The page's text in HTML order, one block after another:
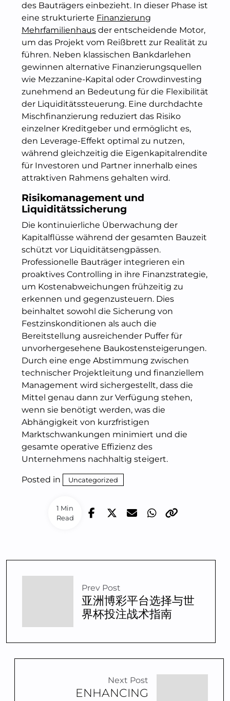
1 Min
Read
des Bauträgers einbezieht. In dieser Phase ist
eine strukturierte Finanzierung
Mehrfamilienhaus der entscheidende Motor,
um das Projekt vom Reißbrett zur Realität zu
führen. Neben klassischen Bankdarlehen
gewinnen alternative Finanzierungsquellen
wie Mezzanine-Kapital oder Crowdinvesting
zunehmend an Bedeutung für die Flexibilität
der Liquiditätssteuerung. Eine durchdachte
Mischfinanzierung reduziert das Risiko
einzelner Kreditgeber und ermöglicht es,
den Leverage-Effekt optimal zu nutzen,
während gleichzeitig die Eigenkapitalrendite
für Investoren und Partner innerhalb eines
attraktiven Rahmens gehalten wird.
Risikomanagement und
Liquiditätssicherung
Die kontinuierliche Überwachung der
Kapitalflüsse während der gesamten Bauzeit
schützt vor Liquiditätsengpässen.
Professionelle Bauträger integrieren ein
proaktives Controlling in ihre Finanzstrategie,
um Kostenabweichungen frühzeitig zu
erkennen und gegenzusteuern. Dies
beinhaltet sowohl die Sicherung von
Festzinskonditionen als auch die
Bereitstellung ausreichender Puffer für
unvorhergesehene Baukostensteigerungen.
Durch eine enge Abstimmung zwischen
technischer Projektleitung und finanziellem
Management wird sichergestellt, dass die
Mittel genau dann zur Verfügung stehen,
wenn sie benötigt werden, was die
Abhängigkeit von kurzfristigen
Marktschwankungen minimiert und die
gesamte operative Effizienz des
Unternehmens nachhaltig steigert.
Posted in Uncategorized
Prev Post
亚洲博彩平台选择与世
界杯投注战术指南
Next Post
ENHANCING